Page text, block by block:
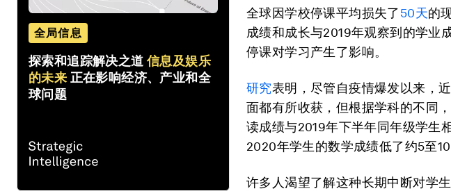
全局信息
探索和追踪解决之道 信息及娱乐
的未来 正在影响经济、产业和全
球问题
全球因学校停课平均损失了50天的
成绩和成长与2019年观察到的学业
停课对学习产生了影响。
研究表明，尽管自疫情爆发以来，
面都有所收获，但根据学科的不同
读成绩与2019年下半年同年级学生
2020年学生的数学成绩低了约5至10
许多人渴望了解这种长期中断对学